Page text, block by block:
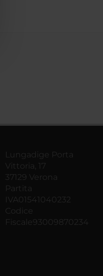
Lungadige Porta
Vittoria, 17
37129 Verona
Partita
IVA01541040232
Codice
Fiscale93009870234